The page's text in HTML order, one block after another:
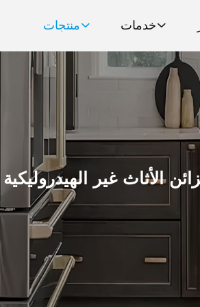
منتجات خدمات
الأثاث غير الهيدروليكية